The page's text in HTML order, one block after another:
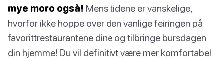
mye moro også! Mens tidene er vanskelige,
hvorfor ikke hoppe over den vanlige feiringen på
favorittrestaurantene dine og tilbringe bursdagen
din hjemme! Du vil definitivt være mer komfortabel